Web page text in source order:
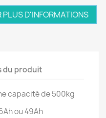
D'INFORMATIONS
du produit
capacité de 500kg
ou 49Ah